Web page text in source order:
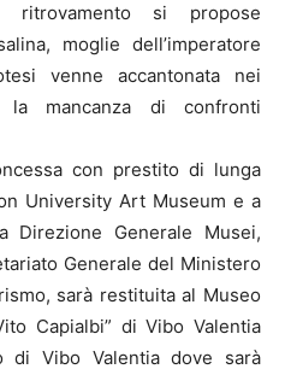
si propose
moglie dell’imperatore
venne accantonata nei
mancanza di confronti
con prestito di lunga
University Art Museum e a
Direzione Generale Musei,
Generale del Ministero
sarà restituita al Museo
Capialbi” di Vibo Valentia
Vibo Valentia dove sarà